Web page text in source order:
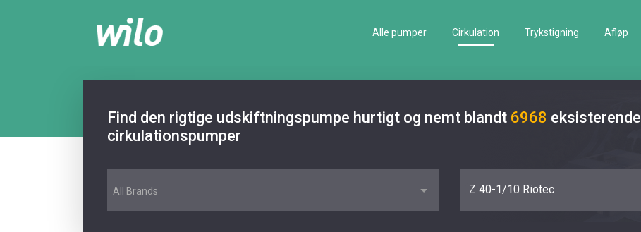
Alle pumper Cirkulation Trykstigning Afløp
Find den rigtige udskiftningspumpe hurtigt og nemt blandt 6968 eksisterende
cirkulationspumper
All Brands Z 40-1/10 Riotec